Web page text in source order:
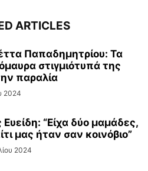
ARTICLES
Παπαδημητρίου: Τα
στιγμιότυπά της
παραλία
2024
Ευείδη: “Είχα δύο μαμάδες,
μας ήταν σαν κοινόβιο”
2024